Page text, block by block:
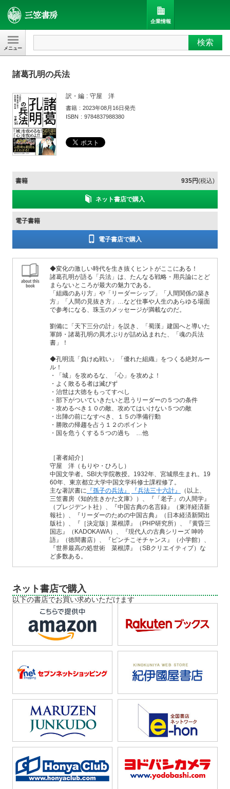
三笠書房 検索
企業情報
諸葛孔明の兵法
訳・編 守屋 洋
書籍
2023年08月16日発売
ISBN
9784837988380
書籍 935円(税込)
ネット書店で購入
電子書籍
電子書店で購入
◆変化の激しい時代を生き抜くヒントがここにある！
諸葛孔明が語る「兵法」は、たんなる戦略・用兵論にとど
まらないところが最大の魅力である。
「組織のあり方」や「リーダーシップ」「人間関係の築き
方」「人間の見抜き方」…など仕事や人生のあらゆる場面
で参考になる、珠玉のメッセージが満載なのだ。
劉備に「天下三分の計」を説き、「蜀漢」建国へと導いた
軍師・諸葛孔明の異才ぶりが詰め込まれた、「魂の兵法
書」！
◆孔明流「負けぬ戦い」「優れた組織」をつくる絶対ルー
ル！
・「城」を攻めるな、「心」を攻めよ！
・よく敗るる者は滅びず
・治世は大徳をもってすべし
・部下がついていきたいと思うリーダーの５つの条件
・攻めるべき１０の敵、攻めてはいけない５つの敵
・出陣の前になすべき、１５の準備行動
・勝敗の帰趨を占う１２のポイント
・国を危うくする５つの過ち …他
［著者紹介］
守屋 洋（もりや・ひろし）
中国文学者。SBI大学院教授。1932年、宮城県生まれ。19
60年、東京都立大学中国文学科修士課程修了。
主な著訳書に 『孫子の兵法』 『兵法三十六計』
（以上、
三笠書房《知的生きかた文庫》）、『「老子」の人間学』
（プレジデント社）、『中国古典の名言録』（東洋経済新
報社）、『リーダーのための中国古典』（日本経済新聞出
版社）、『［決定版］菜根譚』（PHP研究所）、『黄昏三
国志』（KADOKAWA）、『現代人の古典シリーズ 呻吟
語』（徳間書店）、『ピンチこそチャンス』（小学館）、
『世界最高の処世術 菜根譚』（SBクリエイティブ）な
ど多数ある。
ネット書店で購入
以下の書店でお買い求めいただけます